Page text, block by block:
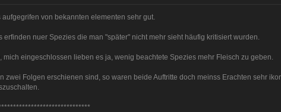
von bekannten elementen sehr gut.
erfinden nuer Spezies die man "später" nicht mehr sieht häufig kritisiert wurden.
mich eingeschlossen lieben es ja, wenig beachtete Spezies mehr Fleisch zu geben.
zwei Folgen erschienen sind, so waren beide Auftritte doch meinss Erachten sehr